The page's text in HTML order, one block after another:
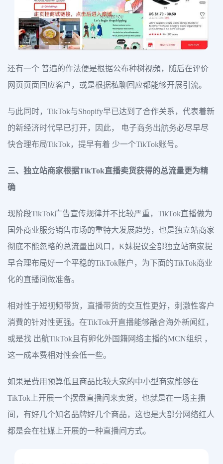
还有一个 普遍的作法便是根据公布种树视頻，随后在评价
网页页面回应客户，或是根据私聊回应都能够开展引流。
与此同时，TikTok与Shopify早已达到了合作关系，代表着新
的新经济时代早已打开，因此， 电子商务出航务必尽早尽
快合理布局TikTok，提早有着 少一个TikTok账号。
三、独立站商家根据TikTok直播卖货获得的总流量更为精
确
现阶段TikTok广告宣传规律并不比较严重，TikTok直播做为
国外商业服务销售市场的重特大发展趋势，也是独立站商家
彻底不能忽略的总流量出风口，K妹提议全部独立站商家提
早合理布局好一个平稳的TikTok账户，为下面的TikTok商业
化的直播间做准备。
相对性于短视频带货，直播带货的交互性更好，刺激性客户
消費的针对性更强。在TikTok开直播能够融合海外新闻红，
或是找 出航TikTok且有卵化外国籍网络主播的MCN组织 ，
这一成本费相对性会低一些。
如果是费用预算低且商品比较大家的中小型商家能够在
TikTok上开展一个摆盘直播间来卖货，也就是在一场主播
间，有好几个知名品牌好几个商品，这也是大部分网络红人
都是会在社媒上开展的一种直播间方式。